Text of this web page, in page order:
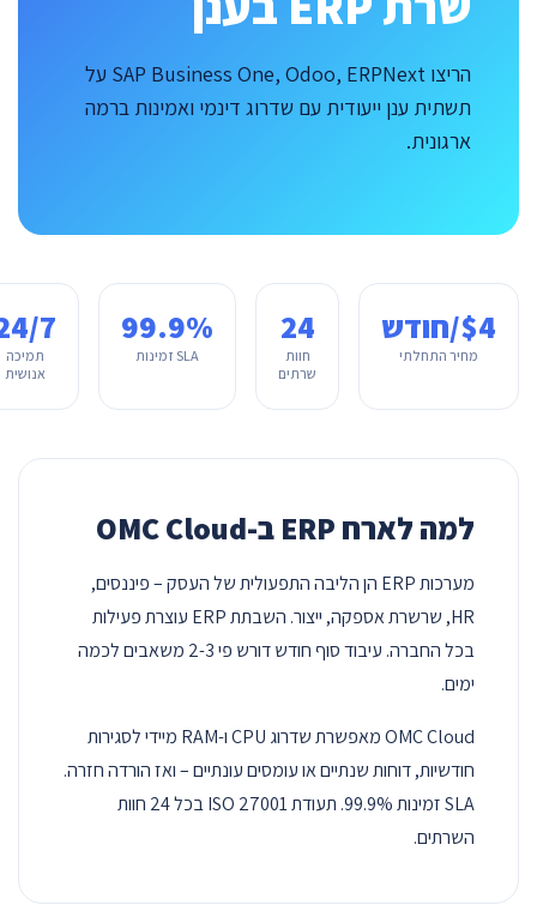
הריצו SAP Business One, Odoo, ERPNext על
תשתית ענן ייעודית עם שדרוג דינמי ואמינות ברמה
ארגונית.
$4/חודש
מחיר התחלתי
24
חוות
שרתים
99.9%
SLA זמינות
7
תמיכה
אנושית
למה לארח ERP ב-OMC Cloud
מערכות ERP הן הליבה התפעולית של העסק – פיננסים,
HR, שרשרת אספקה, ייצור. השבתת ERP עוצרת פעילות
בכל החברה. עיבוד סוף חודש דורש פי 2-3 משאבים לכמה
ימים.
OMC Cloud מאפשרת שדרוג CPU ו-RAM מיידי לסגירות
חודשיות, דוחות שנתיים או עומסים עונתיים – ואז הורדה חזרה.
SLA זמינות 99.9%. תעודת ISO 27001 בכל 24 חוות
השרתים.